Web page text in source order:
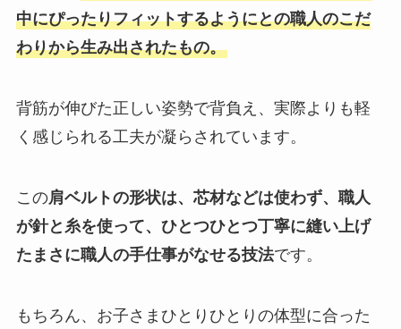
中にぴったりフィットするようにとの職人のこだ
わりから生み出されたもの。
背筋が伸びた正しい姿勢で背負え、実際よりも軽
く感じられる工夫が凝らされています。
この肩ベルトの形状は、芯材などは使わず、職人
が針と糸を使って、ひとつひとつ丁寧に縫い上げ
たまさに職人の手仕事がなせる技法です。
もちろん、お子さまひとりひとりの体型に合った